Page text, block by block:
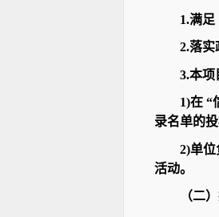
1.满足
2.落实
3.本项
1)在 “
录名单的
2)单
活动。
（二